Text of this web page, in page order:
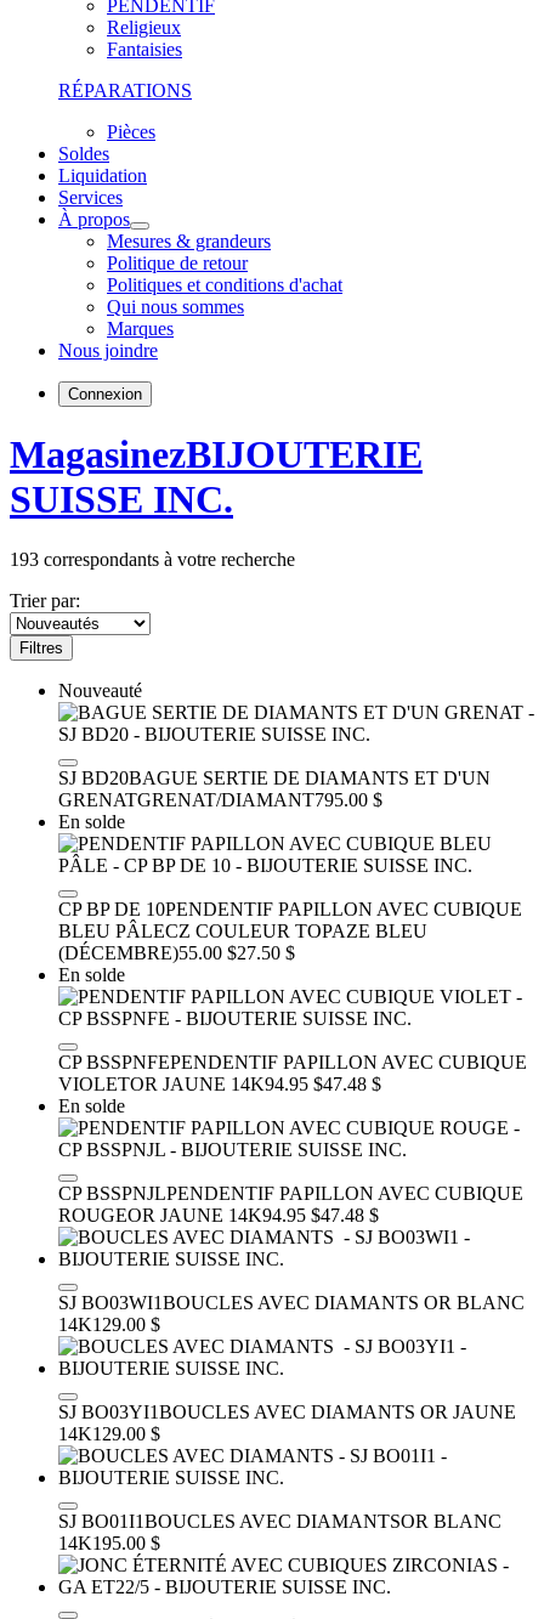
PENDENTIF
Religieux
Fantaisies
RÉPARATIONS
Pièces
Soldes
Liquidation
Services
À propos
Mesures & grandeurs
Politique de retour
Politiques et conditions d'achat
Qui nous sommes
Marques
Nous joindre
Connexion
MagasinezBIJOUTERIE
SUISSE INC.
193 correspondants à votre recherche
Trier par:
Filtres
Nouveauté
SJ BD20BAGUE SERTIE DE DIAMANTS ET D'UN
GRENATGRENAT/DIAMANT795.00 $
En solde
CP BP DE 10PENDENTIF PAPILLON AVEC CUBIQUE
BLEU PÂLECZ COULEUR TOPAZE BLEU
(DÉCEMBRE)55.00 $27.50 $
En solde
CP BSSPNFEPENDENTIF PAPILLON AVEC CUBIQUE
VIOLETOR JAUNE 14K94.95 $47.48 $
En solde
CP BSSPNJLPENDENTIF PAPILLON AVEC CUBIQUE
ROUGEOR JAUNE 14K94.95 $47.48 $
SJ BO03WI1BOUCLES AVEC DIAMANTS OR BLANC
14K129.00 $
SJ BO03YI1BOUCLES AVEC DIAMANTS OR JAUNE
14K129.00 $
SJ BO01I1BOUCLES AVEC DIAMANTSOR BLANC
14K195.00 $